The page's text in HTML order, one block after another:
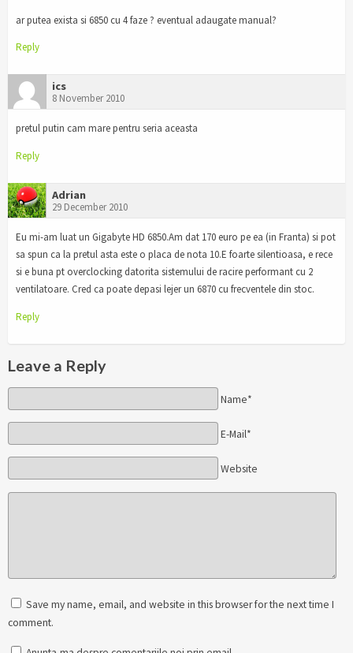
ar putea exista si 6850 cu 4 faze ? eventual adaugate manual?
Reply
ics
8 November 2010
pretul putin cam mare pentru seria aceasta
Reply
Adrian
29 December 2010
Eu mi-am luat un Gigabyte HD 6850.Am dat 170 euro pe ea (in Franta) si pot
sa spun ca la pretul asta este o placa de nota 10.E foarte silentioasa, e rece
si e buna pt overclocking datorita sistemului de racire performant cu 2
ventilatoare. Cred ca poate depasi lejer un 6870 cu frecventele din stoc.
Reply
Leave a Reply
Name*
E-Mail*
Website
Save my name, email, and website in this browser for the next time I
comment.